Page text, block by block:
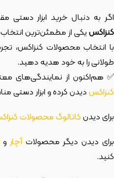
اگر به دنبال خرید ابزار دستی
کنزاکسیکی از مطمئن‌ترین
با انتخاب محصولات کنزاکس،
طولانی را به خود هدیه دهید.
✅ هم‌اکنون از نمایندگی‌های
کنزاکسدیدن کرده و ابزار دستی
برای دیدنکاتالوگ محصولات
برای دیدن دیگر محصولاتآچار و
کنید.